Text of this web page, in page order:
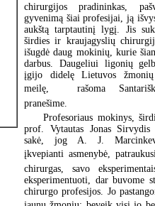
chirurgijos pradininkas,
gyvenimą šiai profesijai, ją
aukštą tarptautinį lygį. Jis
širdies ir kraujagyslių
išugdė daug mokinių, kurie
darbus. Daugeliui ligonių
įgijo didelę Lietuvos
meilę,  rašoma
pranešime.
Profesoriaus mokinys,
prof. Vytautas Jonas Sirvydis
sakė, jog A. J.
įkvepianti asmenybė,
chirurgas, savo
eksperimentuoti, dar buvome
chirurgo profesijos. Jo